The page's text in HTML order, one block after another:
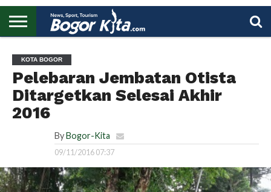
UTAMA
KOTA BOGOR
Pelebaran Jembatan Otista
Ditargetkan Selesai Akhir
2016
By Bogor-Kita
09/11/2016 07:37